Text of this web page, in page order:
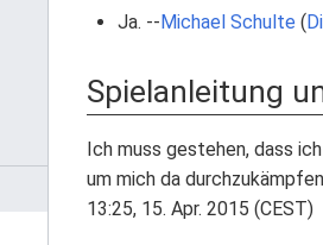
Ja. --Michael Schulte (
Spielanleitung
Ich muss gestehen, dass
um mich da
13:25, 15. Apr. 2015 (CEST)